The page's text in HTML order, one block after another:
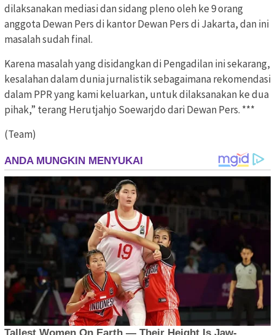
dilaksanakan mediasi dan sidang pleno oleh ke 9 orang
anggota Dewan Pers di kantor Dewan Pers di Jakarta, dan ini
masalah sudah final.
Karena masalah yang disidangkan di Pengadilan ini sekarang,
kesalahan dalam dunia jurnalistik sebagaimana rekomendasi
dalam PPR yang kami keluarkan, untuk dilaksanakan ke dua
pihak,” terang Herutjahjo Soewarjdo dari Dewan Pers. ***
(Team)